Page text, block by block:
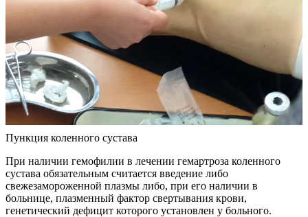
Пункция коленного сустава
При наличии гемофилии в лечении гемартроза коленного
сустава обязательным считается введение либо
свежезамороженной плазмы либо, при его наличии в
больнице, плазменный фактор свертывания крови,
генетический дефицит которого установлен у больного.